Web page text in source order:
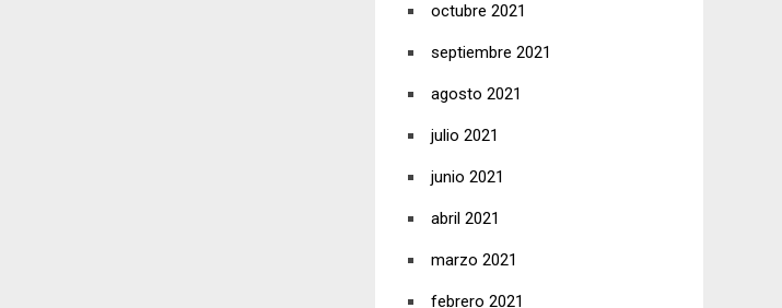
octubre 2021
septiembre 2021
agosto 2021
julio 2021
junio 2021
abril 2021
marzo 2021
febrero 2021